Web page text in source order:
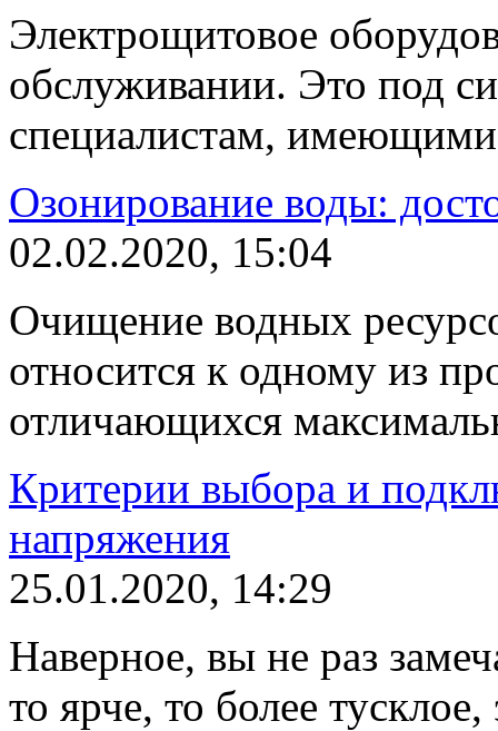
Электрощитовое
обслуживании. Это под
специалистам,
Озонирование воды:
02.02.2020, 15:04
Очищение водных
относится к одному из
отличающихся
Критерии выбора и
напряжения
25.01.2020, 14:29
Наверное, вы не раз
то ярче, то более